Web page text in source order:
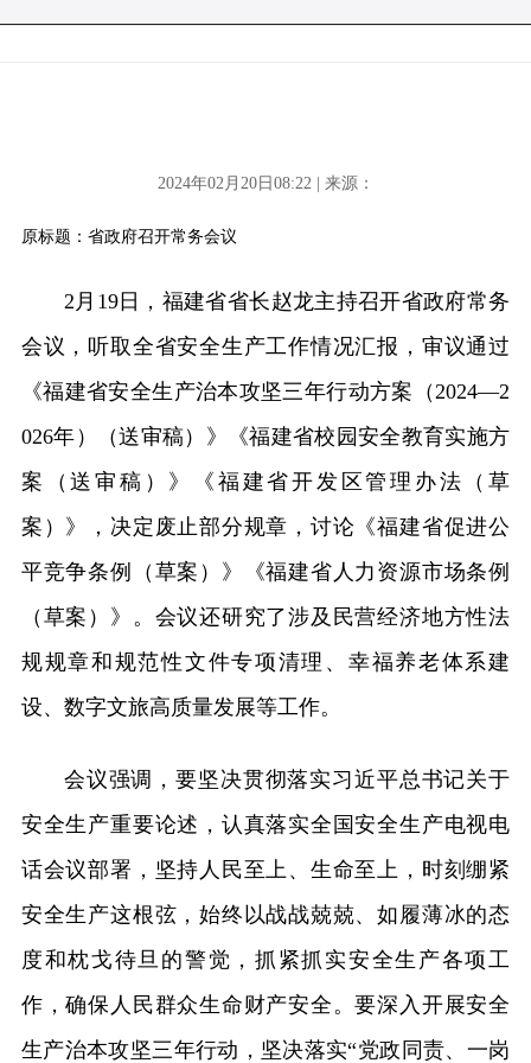
2024年02月20日08:22 | 来源：
原标题：省政府召开常务会议
2月19日，福建省省长赵龙主持召开省政府常务
会议，听取全省安全生产工作情况汇报，审议通过
《福建省安全生产治本攻坚三年行动方案（2024—2
026年）（送审稿）》《福建省校园安全教育实施方
案（送审稿）》《福建省开发区管理办法（草
案）》，决定废止部分规章，讨论《福建省促进公
平竞争条例（草案）》《福建省人力资源市场条例
（草案）》。会议还研究了涉及民营经济地方性法
规规章和规范性文件专项清理、幸福养老体系建
设、数字文旅高质量发展等工作。
会议强调，要坚决贯彻落实习近平总书记关于
安全生产重要论述，认真落实全国安全生产电视电
话会议部署，坚持人民至上、生命至上，时刻绷紧
安全生产这根弦，始终以战战兢兢、如履薄冰的态
度和枕戈待旦的警觉，抓紧抓实安全生产各项工
作，确保人民群众生命财产安全。要深入开展安全
生产治本攻坚三年行动，坚决落实“党政同责、一岗